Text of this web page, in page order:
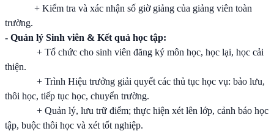
+ Kiểm tra và xác nhận số giờ giảng của giảng viên toàn
trường.
- Quản lý Sinh viên & Kết quả học tập:
+ Tổ chức cho sinh viên đăng ký môn học, học lại, học cải
thiện.
+ Trình Hiệu trưởng giải quyết các thủ tục học vụ: bảo lưu,
thôi học, tiếp tục học, chuyển trường.
+ Quản lý, lưu trữ điểm; thực hiện xét lên lớp, cảnh báo học
tập, buộc thôi học và xét tốt nghiệp.